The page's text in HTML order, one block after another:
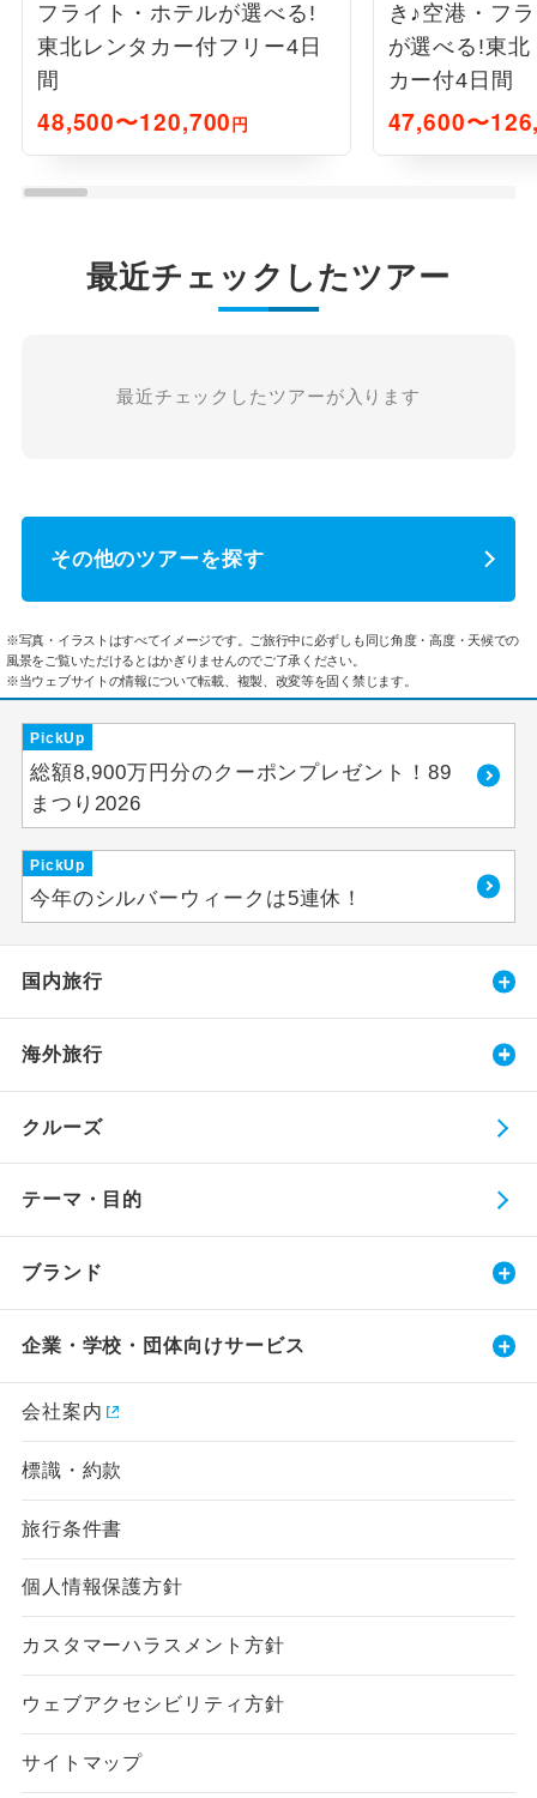
フライト・ホテルが選べる!
東北レンタカー付フリー4日
間
48,500〜120,700円
き♪空港・フ
が選べる!東
カー付4日間
47,600〜
最近チェックしたツアー
最近チェックしたツアーが入ります
その他のツアーを探す
※写真・イラストはすべてイメージです。ご旅行中に必ずしも同じ角度・高度・天候での
風景をご覧いただけるとはかぎりませんのでご了承ください。
※当ウェブサイトの情報について転載、複製、改変等を固く禁じます。
PickUp
総額8,900万円分のクーポンプレゼント！89
まつり2026
PickUp
今年のシルバーウィークは5連休！
国内旅行
海外旅行
クルーズ
テーマ・目的
ブランド
企業・学校・団体向けサービス
会社案内
標識・約款
旅行条件書
個人情報保護方針
カスタマーハラスメント方針
ウェブアクセシビリティ方針
サイトマップ